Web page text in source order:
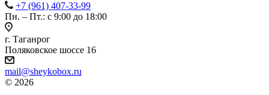
+7 (961) 407-33-99
Пн. – Пт.: с 9:00 до 18:00
г. Таганрог
Поляковское шоссе 16
mail@sheykobox.ru
© 2026